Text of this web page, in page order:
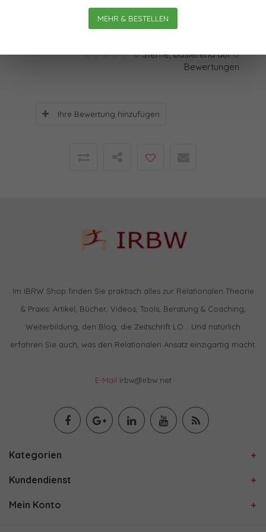
MEHR & BESTELLEN
ein Sinneswandel, offenbar.
0Sterne, basierend auf0
Bewertungen
Ihre Bewertung hinzufügen
Im IBRW Shop finden Sie praktisch alles zur Relationalen Theorie
& Praxis: Artikel, Bücher, Videos, Tools, Beratung & Coaching,
Weiterbildung, den Blog, die Zeitschrift LO… Und natürlich
erfahren Sie auch, was den Relationalen Ansatz einzigartig macht.
E-Mail irbw@irbw.net
Kategorien
Kundendienst
Mein Konto